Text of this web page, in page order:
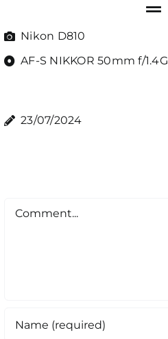
Nikon D810
AF-S NIKKOR 50mm f/1.4G
23/07/2024
Comment